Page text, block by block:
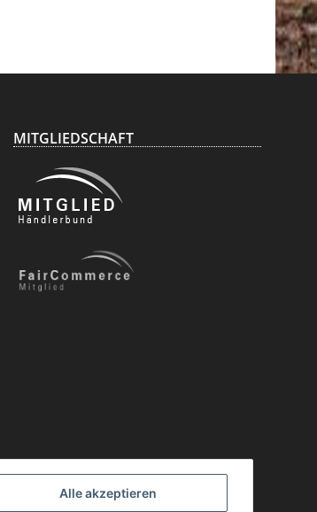
Alle akzeptieren
MITGLIEDSCHAFT